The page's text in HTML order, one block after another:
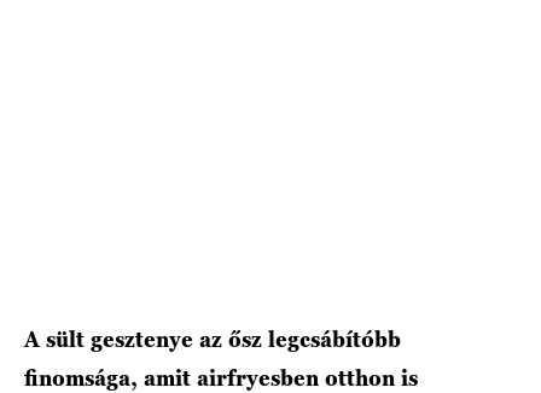
A sült gesztenye az ősz legcsábítóbb
finomsága, amit airfryesben otthon is